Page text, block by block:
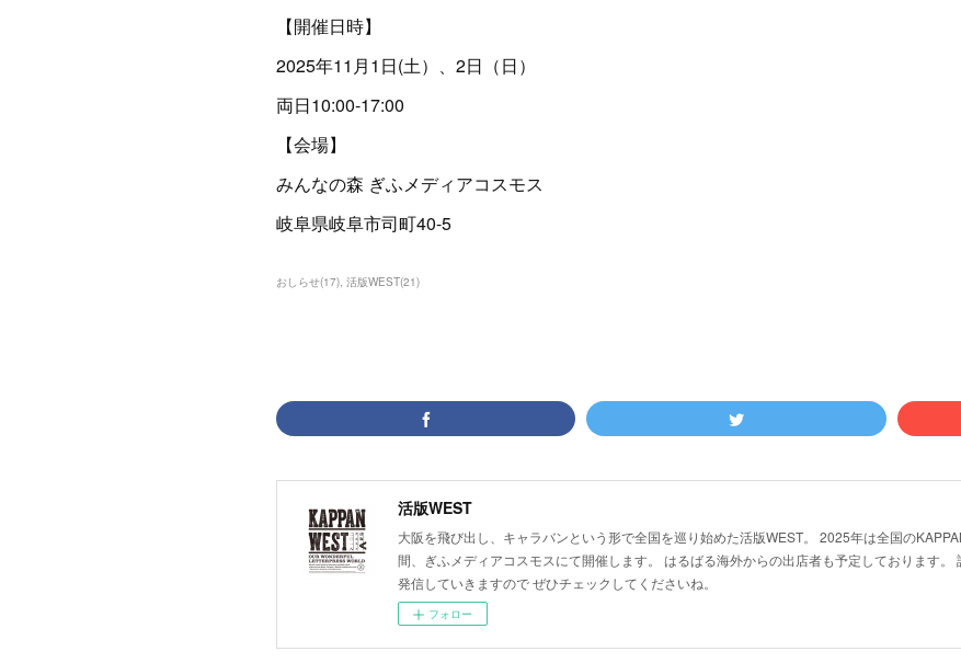
【開催日時】
2025年11月1日(土）、2日（日）
両日10:00-17:00
【会場】
みんなの森 ぎふメディアコスモス
岐阜県岐阜市司町40-5
おしらせ(17) 活版WEST(21)
活版WEST
大阪を飛び出し、キャラバンという形で全国を巡り始めた活版WEST。 2025年は全国の
間、ぎふメディアコスモスにて開催します。 はるばる海外からの出店者も予定しております
発信していきますので ぜひチェックしてくださいね。
フォロー